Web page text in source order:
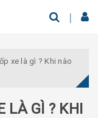
xe là gì ? Khi nào
GÌ ? KHI